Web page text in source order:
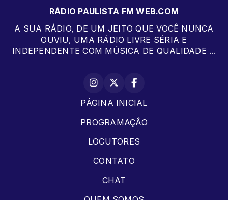
RÁDIO PAULISTA FM WEB.COM
A SUA RÁDIO, DE UM JEITO QUE VOCÊ NUNCA
OUVIU, UMA RÁDIO LIVRE SÉRIA E
INDEPENDENTE COM MÚSICA DE QUALIDADE ...
PÁGINA INICIAL
PROGRAMAÇÂO
LOCUTORES
CONTATO
CHAT